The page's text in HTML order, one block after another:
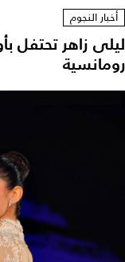
أخبار النجوم
ليلى زاهر تحتفل
رومانسية